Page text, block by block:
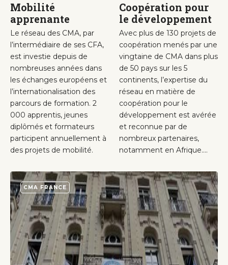
Mobilité
apprenante
Le réseau des CMA, par
l’intermédiaire de ses CFA,
est investie depuis de
nombreuses années dans
les échanges européens et
l’internationalisation des
parcours de formation. 2
000 apprentis, jeunes
diplômés et formateurs
participent annuellement à
des projets de mobilité.
Coopération pour
le développement
Avec plus de 130 projets de
coopération menés par une
vingtaine de CMA dans plus
de 50 pays sur les 5
continents, l’expertise du
réseau en matière de
coopération pour le
développement est avérée
et reconnue par de
nombreux partenaires,
notamment en Afrique....
CMA FRANCE